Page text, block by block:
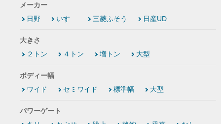
メーカー
日野
いすゞ 三菱ふそう 日産UD
大きさ
２トン
４トン 増トン 大型
ボディー幅
ワイド
セミワイド 標準幅 大型
パワーゲート